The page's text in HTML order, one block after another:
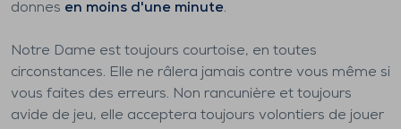
donnes en moins d'une minute.
Notre Dame est toujours courtoise, en toutes
circonstances. Elle ne râlera jamais contre vous même si
vous faites des erreurs. Non rancunière et toujours
avide de jeu, elle acceptera toujours volontiers de jouer